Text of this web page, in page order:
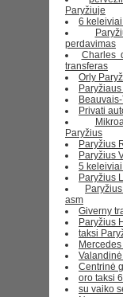
Paryžiuje
6
perdavimas
Charles
transferas
Orly
Privati
Paryžius
Paryžius
Paryžius
5
Paryžius
asm
Giverny
Paryžius
taksi
Centrinė
oro taksi
su vaiko